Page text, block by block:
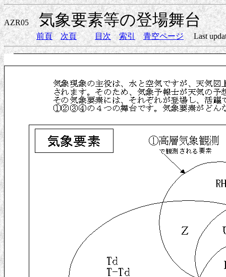
AZR05気象要素等の登場舞台
前頁 次頁 目次 索引 青空ページLast